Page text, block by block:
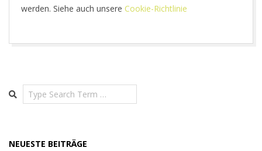
werden. Siehe auch unsere Cookie-Richtlinie
Search
NEUESTE BEITRÄGE